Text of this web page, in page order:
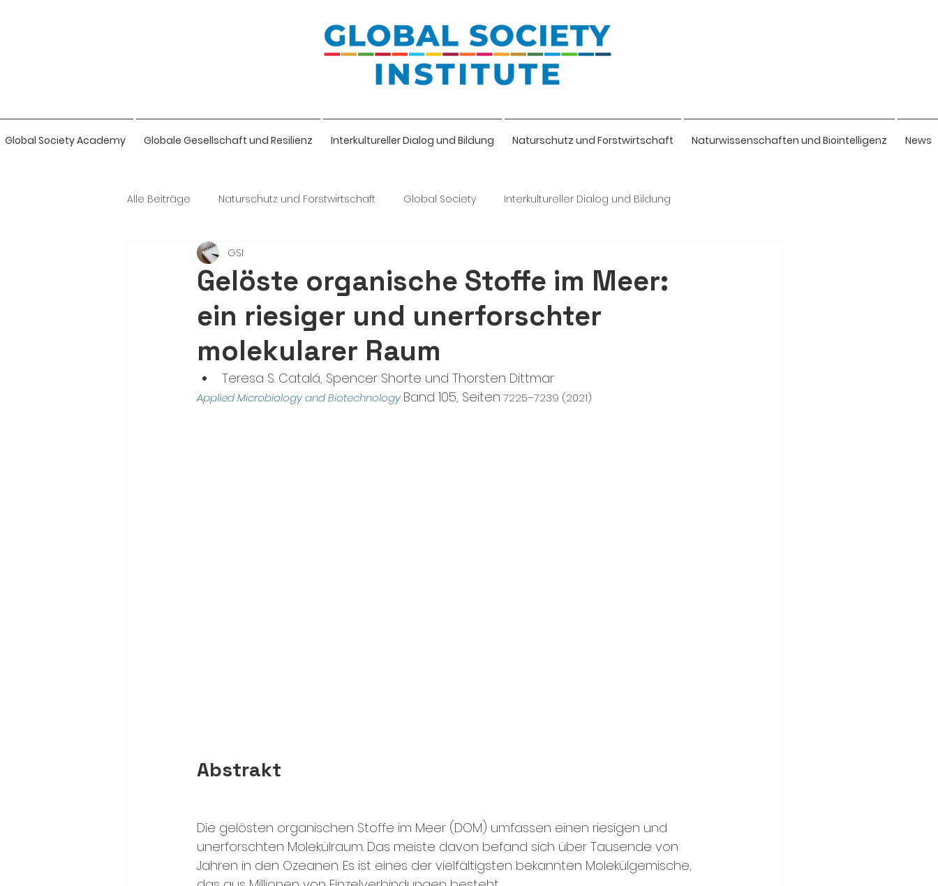
Global Society Academy Globale Gesellschaft und Resilienz Interkultureller Dialog und Bildung Naturschutz und Forstwirtschaft Naturwissenschaften und Biointelligenz News
Alle Beiträge Naturschutz und Forstwirtschaft Global Society Interkultureller Dialog und Bildung
Naturwissenschaften & Bio-Intellige
Gelöste organische Stoffe im Meer:
ein riesiger und unerforschter
molekularer Raum
GSI
Teresa S. Catalá, Spencer Shorte und Thorsten Dittmar
Applied Microbiology and Biotechnology Band 105, Seiten 7225–7239 (2021)
Abstrakt
Die gelösten organischen Stoffe im Meer (DOM) umfassen einen riesigen und
unerforschten Molekülraum. Das meiste davon befand sich über Tausende von
Jahren in den Ozeanen. Es ist eines der vielfältigsten bekannten Molekülgemische,